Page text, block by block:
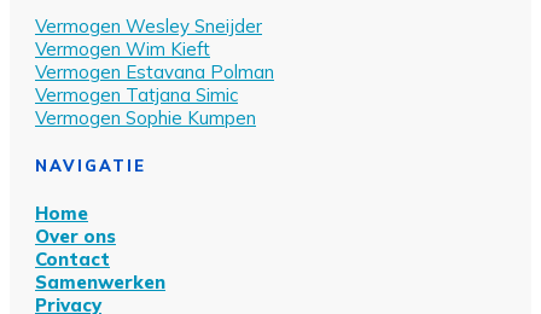
Vermogen Wesley Sneijder
Vermogen Wim Kieft
Vermogen Estavana Polman
Vermogen Tatjana Simic
Vermogen Sophie Kumpen
NAVIGATIE
Home
Over ons
Contact
Samenwerken
Privacy